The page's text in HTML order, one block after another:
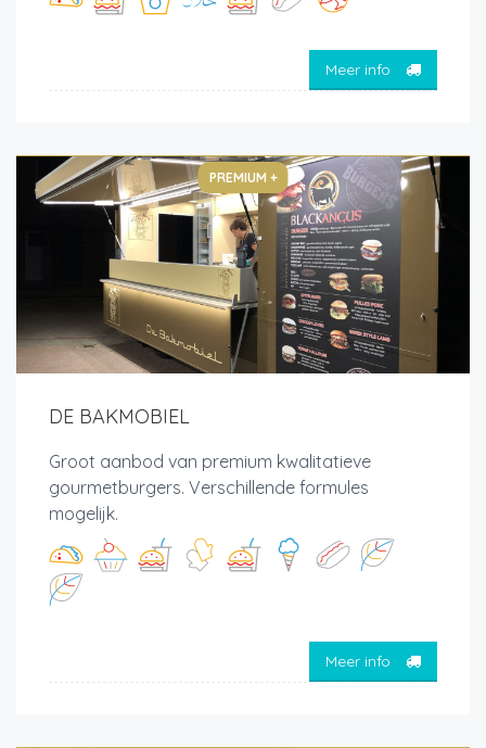
Meer info
PREMIUM +
DE BAKMOBIEL
Groot aanbod van premium kwalitatieve
gourmetburgers. Verschillende formules
mogelijk.
Meer info